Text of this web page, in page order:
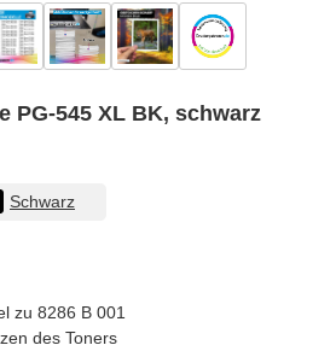
PG-545 XL BK, schwarz
Schwarz
zu 8286 B 001
des Toners